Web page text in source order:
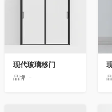
现代玻璃移门
品牌: -